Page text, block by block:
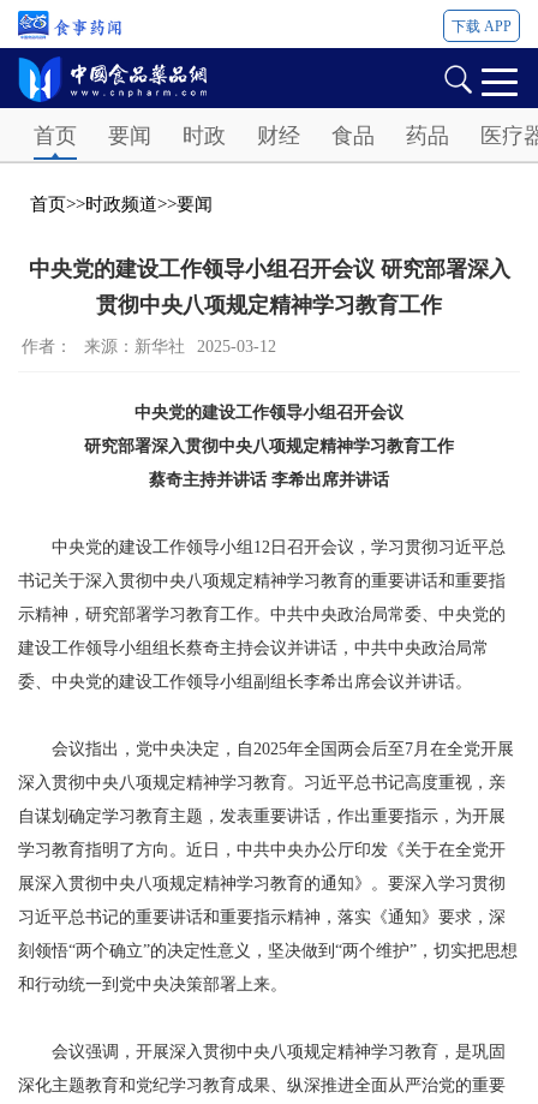
下载 APP
首页 要闻 时政 财经 食品 药品 医疗
首页>>时政频道>>要闻
中央党的建设工作领导小组召开会议 研究部署深入
贯彻中央八项规定精神学习教育工作
作者： 来源：新华社 2025-03-12
中央党的建设工作领导小组召开会议
研究部署深入贯彻中央八项规定精神学习教育工作
蔡奇主持并讲话 李希出席并讲话
中央党的建设工作领导小组12日召开会议，学习贯彻习近平总
书记关于深入贯彻中央八项规定精神学习教育的重要讲话和重要指
示精神，研究部署学习教育工作。中共中央政治局常委、中央党的
建设工作领导小组组长蔡奇主持会议并讲话，中共中央政治局常
委、中央党的建设工作领导小组副组长李希出席会议并讲话。
会议指出，党中央决定，自2025年全国两会后至7月在全党开展
深入贯彻中央八项规定精神学习教育。习近平总书记高度重视，亲
自谋划确定学习教育主题，发表重要讲话，作出重要指示，为开展
学习教育指明了方向。近日，中共中央办公厅印发《关于在全党开
展深入贯彻中央八项规定精神学习教育的通知》。要深入学习贯彻
习近平总书记的重要讲话和重要指示精神，落实《通知》要求，深
刻领悟“两个确立”的决定性意义，坚决做到“两个维护”，切实把思想
和行动统一到党中央决策部署上来。
会议强调，开展深入贯彻中央八项规定精神学习教育，是巩固
深化主题教育和党纪学习教育成果、纵深推进全面从严治党的重要